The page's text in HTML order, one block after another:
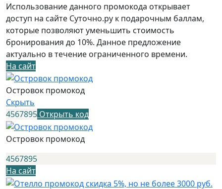
Использование данного промокода открывает
доступ на сайте Суточно.ру к подарочным баллам,
которые позволяют уменьшить стоимость
бронирования до 10%. Данное предложение
актуально в течение ограниченного времени.
На сайт
Островок промокод
Скрыть
4567895 Открыть код
Островок промокод
4567895
На сайт